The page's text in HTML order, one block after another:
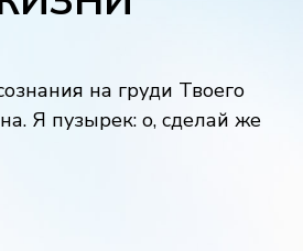
на груди Твоего
Я пузырек: о, сделай же